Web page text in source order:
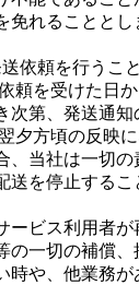
れることと
依頼を行うこ
を受けた日
第、発送通
方頃の反映に
当社は一切の
を停止する
ビス利用者
一切の補償、
や、他業務